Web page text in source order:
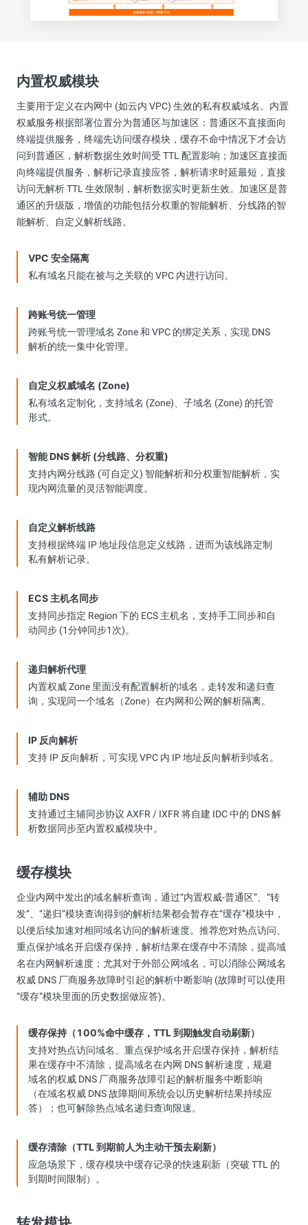
内置权威模块
主要用于定义在内网中 (如云内 VPC) 生效的私有权威域名。内置
权威服务根据部署位置分为普通区与加速区：普通区不直接面向
终端提供服务，终端先访问缓存模块，缓存不命中情况下才会访
问到普通区，解析数据生效时间受 TTL 配置影响；加速区直接面
向终端提供服务，解析记录直接应答，解析请求时延最短，直接
访问无解析 TTL 生效限制，解析数据实时更新生效。加速区是普
通区的升级版，增值的功能包括分权重的智能解析、分线路的智
能解析、自定义解析线路。
VPC 安全隔离
私有域名只能在被与之关联的 VPC 内进行访问。
跨账号统一管理
跨账号统一管理域名 Zone 和 VPC 的绑定关系，实现 DNS
解析的统一集中化管理。
自定义权威域名 (Zone)
私有域名定制化，支持域名 (Zone)、子域名 (Zone) 的托管
形式。
智能 DNS 解析 (分线路、分权重)
支持内网分线路 (可自定义) 智能解析和分权重智能解析，实
现内网流量的灵活智能调度。
自定义解析线路
支持根据终端 IP 地址段信息定义线路，进而为该线路定制
私有解析记录。
ECS 主机名同步
支持同步指定 Region 下的 ECS 主机名，支持手工同步和自
动同步 (1分钟同步1次)。
递归解析代理
内置权威 Zone 里面没有配置解析的域名，走转发和递归查
询，实现同一个域名（Zone）在内网和公网的解析隔离。
IP 反向解析
支持 IP 反向解析，可实现 VPC 内 IP 地址反向解析到域名。
辅助 DNS
支持通过主辅同步协议 AXFR / IXFR 将自建 IDC 中的 DNS 解
析数据同步至内置权威模块中。
缓存模块
企业内网中发出的域名解析查询，通过“内置权威-普通区”、“转
发”、“递归”模块查询得到的解析结果都会暂存在“缓存”模块中，
以便后续加速对相同域名访问的解析速度。推荐您对热点访问、
重点保护域名开启缓存保持，解析结果在缓存中不清除，提高域
名在内网解析速度；尤其对于外部公网域名，可以消除公网域名
权威 DNS 厂商服务故障时引起的解析中断影响 (故障时可以使用
“缓存”模块里面的历史数据做应答)。
缓存保持（100%命中缓存，TTL 到期触发自动刷新）
支持对热点访问域名、重点保护域名开启缓存保持，解析结
果在缓存中不清除，提高域名在内网 DNS 解析速度，规避
域名的权威 DNS 厂商服务故障引起的解析服务中断影响
（在域名权威 DNS 故障期间系统会以历史解析结果持续应
答）；也可解除热点域名递归查询限速。
缓存清除（TTL 到期前人为主动干预去刷新）
应急场景下，缓存模块中缓存记录的快速刷新（突破 TTL 的
到期时间限制）。